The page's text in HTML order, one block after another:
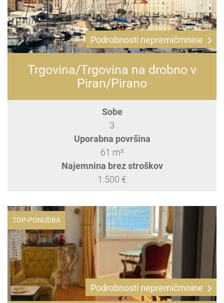
Podrobnosti nepremičmnine
Trgovina/Trgovina na drobno v
Piran/Pirano
Sobe
3
Uporabna površina
61 m²
Najemnina brez stroškov
1.500 €
TOP-PONUDBA
Podrobnosti nepremičmnine